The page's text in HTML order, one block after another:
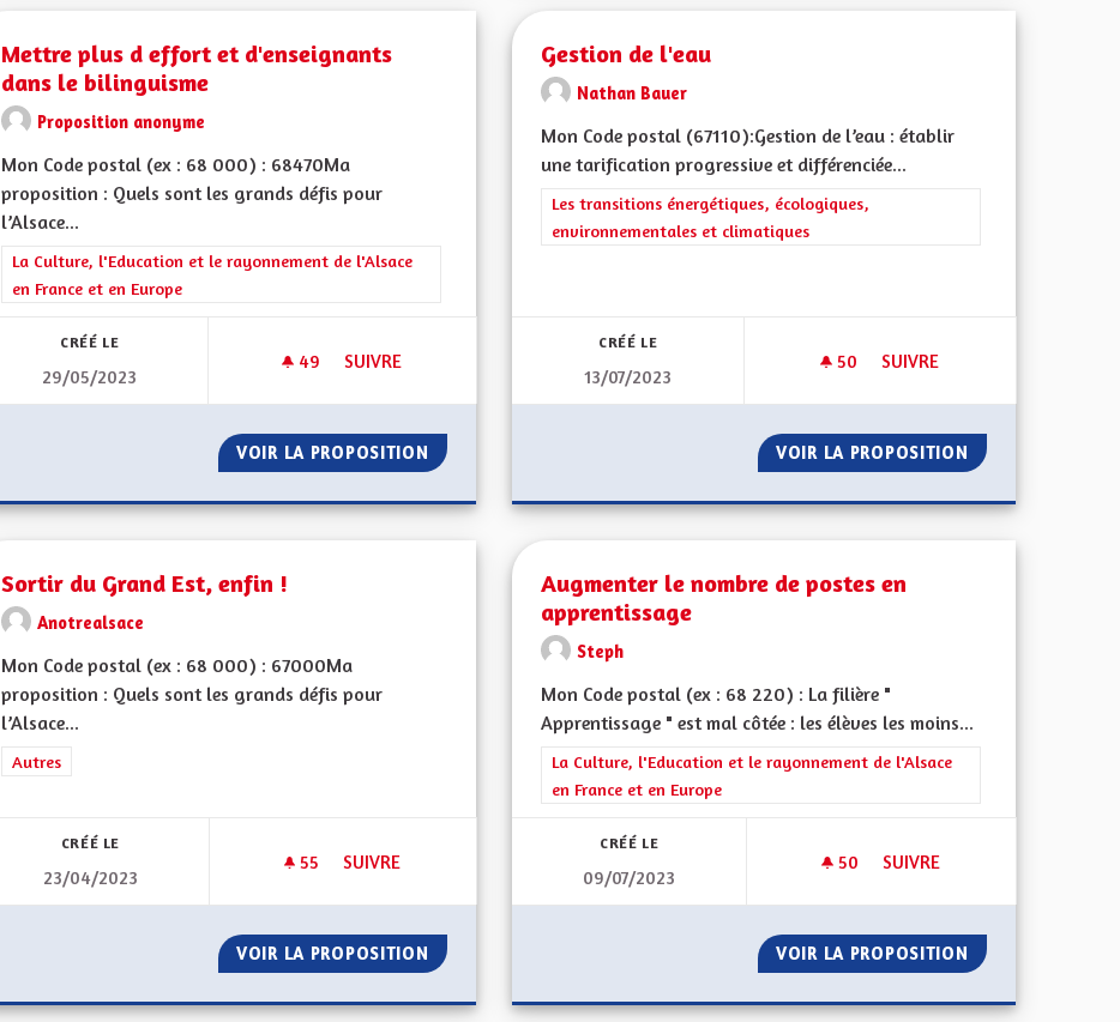
Mettre plus d effort et d'enseignants
dans le bilinguisme
Proposition anonyme
Mon Code postal (ex : 68 000) : 68470Ma
proposition : Quels sont les grands défis pour
l’Alsace...
Filtrer les résultats de la catégorie : La Culture, l'Education et le rayonnement de l'Alsace en France et en Europe
La Culture, l'Education et le rayonnement de l'Alsace
en France et en Europe
CRÉÉ LE
29/05/2023
49 49 ABONNÉS
SUIVRE
METTRE PLUS D EFFORT ET D'ENSEIGNANTS DANS LE BILINGUISME
VOIR LA PROPOSITION METTRE PLUS D EFFORT ET D'ENSEIGNANTS DANS LE BILINGUISME
Gestion de l'eau
Nathan Bauer
Mon Code postal (67110):Gestion de l’eau : établir
une tarification progressive et différenciée...
Filtrer les résultats de la catégorie : Les transitions énergétiques,
Les transitions énergétiques, écologiques,
environnementales et climatiques
CRÉÉ LE
13/07/2023
50 50 ABONNÉS
SUIVRE
VOIR LA PROPOSITION GESTION DE
Sortir du Grand Est, enfin !
Anotrealsace
Mon Code postal (ex : 68 000) : 67000Ma
proposition : Quels sont les grands défis pour
l’Alsace...
Filtrer les résultats de la catégorie : Autres
Autres
CRÉÉ LE
23/04/2023
55 55 ABONNÉS
SUIVRE
SORTIR DU GRAND EST, ENFIN !
VOIR LA PROPOSITION SORTIR DU GRAND EST, ENFIN !
Augmenter le nombre de postes en
apprentissage
Steph
Mon Code postal (ex : 68 220) : La filière "
Apprentissage " est mal côtée : les élèves les moins...
Filtrer les résultats de la catégorie : La Culture, l'Education et le
La Culture, l'Education et le rayonnement de l'Alsace
en France et en Europe
CRÉÉ LE
09/07/2023
50 50 ABONNÉS
SUIVRE
VOIR LA PROPOSITION AUGMENTER LE